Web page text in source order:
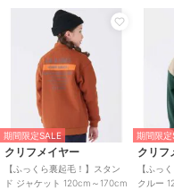
期間限定SALE
クリフメイヤー
【ふっくら裏起毛！】スタン
ド ジャケット 120cm～170cm
期間限定
クリフ
【ふっ
クルー